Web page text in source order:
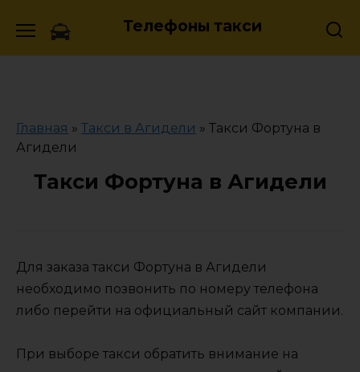
Телефоны такси
Главная » Такси в Агидели » Такси Фортуна в
Агидели
Такси Фортуна в Агидели
Для заказа такси Фортуна в Агидели
необходимо позвонить по номеру телефона
либо перейти на официальный сайт компании.
При выборе такси обратить внимание на